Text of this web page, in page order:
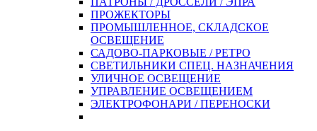
ПРОЖЕКТОРЫ
ПРОМЫШЛЕННОЕ, СКЛАДСКОЕ
ОСВЕЩЕНИЕ
САДОВО-ПАРКОВЫЕ / РЕТРО
СВЕТИЛЬНИКИ СПЕЦ. НАЗНАЧЕНИЯ
УЛИЧНОЕ ОСВЕЩЕНИЕ
УПРАВЛЕНИЕ ОСВЕЩЕНИЕМ
ЭЛЕКТРОФОНАРИ / ПЕРЕНОСКИ